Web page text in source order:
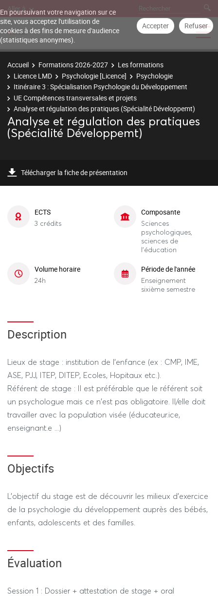
En poursuivant votre navigation sur ce
site, vous acceptez l'utilisation de
cookies à des fins de mesure d'audience
(statistiques anonymes).
Accepter Refuser
Aller à
Accueil Formations 2026-2027
Les formations
Licence LMD
Psychologie [Licence]
Psychologie
Itinéraire 3 : Spécialisation Psychologie du Développement
UE Compétences transversales et projets
Analyse et régulation des pratiques (Spécialité Développemt)
Analyse et régulation des pratiques
(Spécialité Développemt)
Télécharger la fiche de présentation
ECTS
3 crédits
Composante
Sciences
psychologiques,
sciences de
l'éducation
Volume horaire
24h
Période de l'année
Enseignement
sixième semestre
Description
Lieux de stage : institution de l'enfance (ex : CMP, IME,
ASE, PJJ, ITEP, DITEP, Ecoles, Hopitaux etc.).
Référent de stage : Il est préférable que le référent soit
un psychologue mais ce n'est pas obligatoire. Il/elle doit
travailler avec la population visée (éducateur.ice,
enseignant.e ...)
Objectifs
L'objectif du stage est de découvrir les milieux d’exercice
de la psychologie du développement auprès des bébés,
enfants, adolescents et des familles.
Évaluation
Session 1 : Dossier + attestation de stage + oral